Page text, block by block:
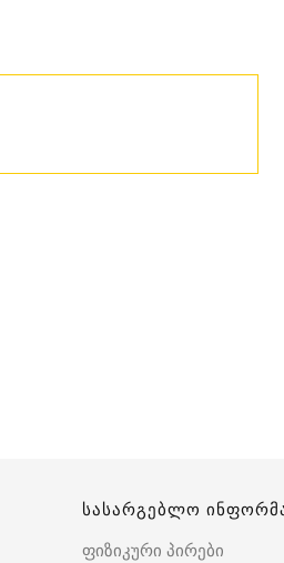
სასარგებლო
ფიზიკური პირები